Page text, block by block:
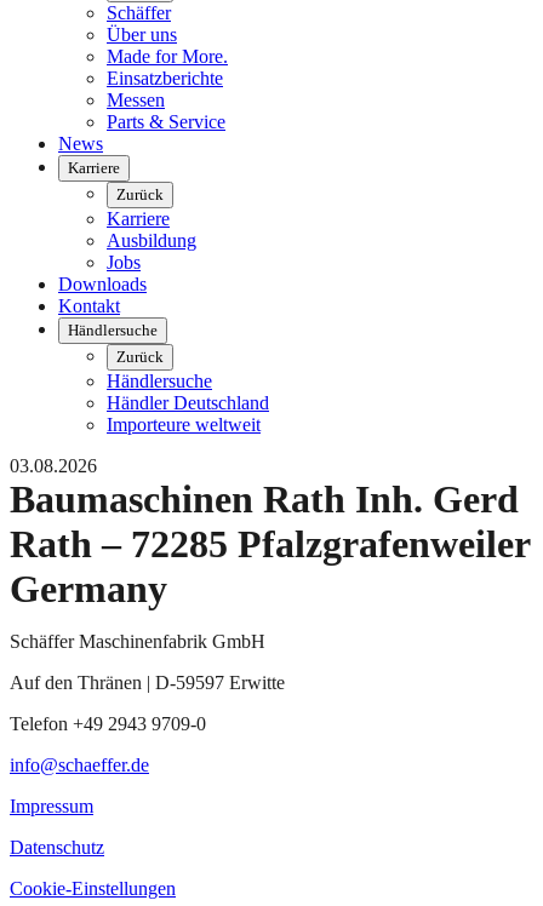
Schäffer
Über uns
Made for More.
Einsatzberichte
Messen
Parts & Service
News
Karriere
Zurück
Karriere
Ausbildung
Jobs
Downloads
Kontakt
Händlersuche
Zurück
Händlersuche
Händler Deutschland
Importeure weltweit
03.08.2026
Baumaschinen Rath Inh. Gerd
Rath – 72285 Pfalzgrafenweiler
Germany
Schäffer Maschinenfabrik GmbH
Auf den Thränen | D-59597 Erwitte
Telefon +49 2943 9709-0
info@schaeffer.de
Impressum
Datenschutz
Cookie-Einstellungen